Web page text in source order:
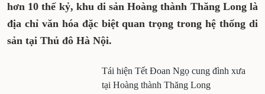
hơn 10 thế kỷ, khu di sản Hoàng thành Thăng Long là
địa chỉ văn hóa đặc biệt quan trọng trong hệ thống di
sản tại Thủ đô Hà Nội.
Tái hiện Tết Đoan Ngọ cung đình xưa
tại Hoàng thành Thăng Long